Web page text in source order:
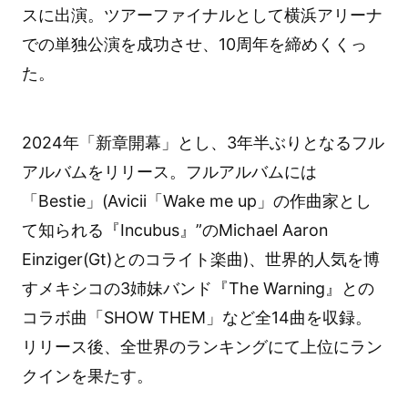
スに出演。ツアーファイナルとして横浜アリーナ
での単独公演を成功させ、10周年を締めくくっ
た。
2024年「新章開幕」とし、3年半ぶりとなるフル
アルバムをリリース。フルアルバムには
「Bestie」(Avicii「Wake me up」の作曲家とし
て知られる『Incubus』”のMichael Aaron
Einziger(Gt)とのコライト楽曲)、世界的人気を博
すメキシコの3姉妹バンド『The Warning』との
コラボ曲「SHOW THEM」など全14曲を収録。
リリース後、全世界のランキングにて上位にラン
クインを果たす。